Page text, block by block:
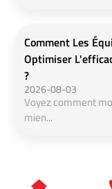
Comment Les
Optimiser
?
2026-08-03
Voyez comment
mien...